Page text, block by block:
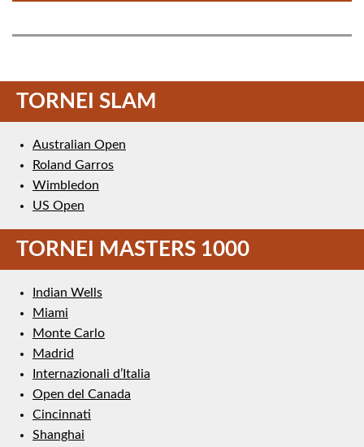
TORNEI SLAM
Australian Open
Roland Garros
Wimbledon
US Open
TORNEI MASTERS 1000
Indian Wells
Miami
Monte Carlo
Madrid
Internazionali d’Italia
Open del Canada
Cincinnati
Shanghai